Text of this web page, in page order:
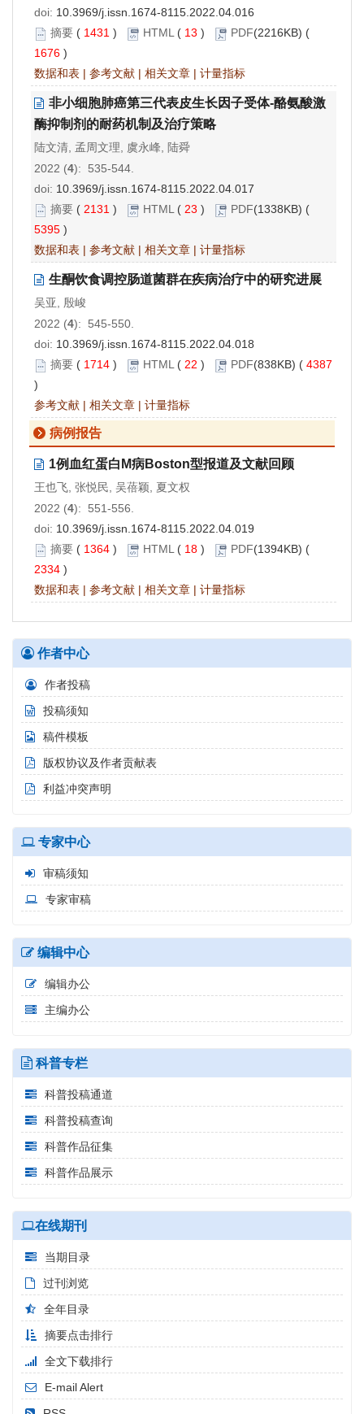
doi: 10.3969/j.issn.1674-8115.2022.04.016
摘要 ( 1431 ) HTML( 13 ) PDF(2216KB) (
1676 )
数据和表 | 参考文献 | 相关文章 | 计量指标
非小细胞肺癌第三代表皮生长因子受体-酪氨酸激
酶抑制剂的耐药机制及治疗策略
陆文清, 孟周文理, 虞永峰, 陆舜
2022 (4): 535-544.
doi: 10.3969/j.issn.1674-8115.2022.04.017
摘要 ( 2131 ) HTML( 23 ) PDF(1338KB) (
5395 )
数据和表 | 参考文献 | 相关文章 | 计量指标
生酮饮食调控肠道菌群在疾病治疗中的研究进展
吴亚, 殷峻
2022 (4): 545-550.
doi: 10.3969/j.issn.1674-8115.2022.04.018
摘要 ( 1714 ) HTML( 22 ) PDF(838KB) ( 4387
)
参考文献 | 相关文章 | 计量指标
病例报告
1例血红蛋白M病Boston型报道及文献回顾
王也飞, 张悦民, 吴蓓颖, 夏文权
2022 (4): 551-556.
doi: 10.3969/j.issn.1674-8115.2022.04.019
摘要 ( 1364 ) HTML( 18 ) PDF(1394KB) (
2334 )
数据和表 | 参考文献 | 相关文章 | 计量指标
作者中心
作者投稿
投稿须知
稿件模板
版权协议及作者贡献表
利益冲突声明
专家中心
审稿须知
专家审稿
编辑中心
编辑办公
主编办公
科普专栏
科普投稿通道
科普投稿查询
科普作品征集
科普作品展示
在线期刊
当期目录
过刊浏览
全年目录
摘要点击排行
全文下载排行
E-mail Alert